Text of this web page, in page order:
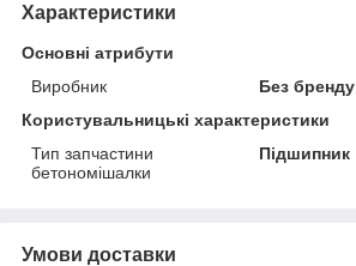
Характеристики
Основні атрибути
Виробник
Без бренду
Користувальницькі характеристики
Тип запчастини
бетономішалки
Підшипник
Умови доставки